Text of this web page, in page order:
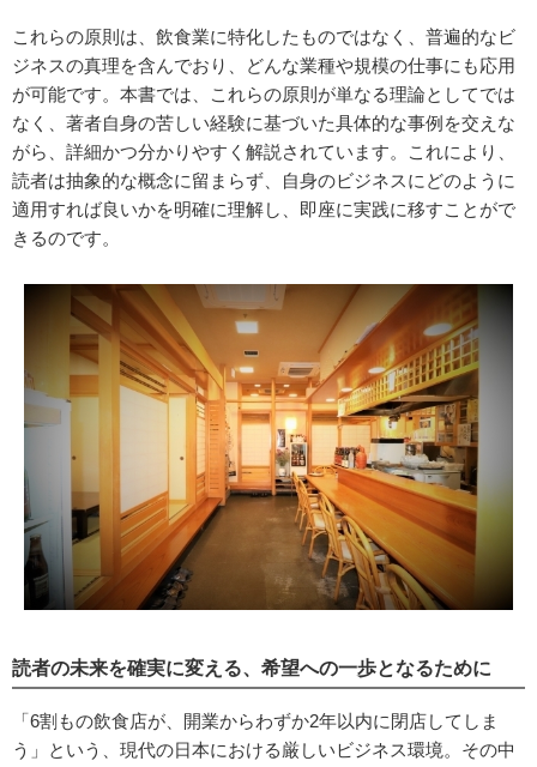
これらの原則は、飲食業に特化したものではなく、普遍的なビ
ジネスの真理を含んでおり、どんな業種や規模の仕事にも応用
が可能です。本書では、これらの原則が単なる理論としてでは
なく、著者自身の苦しい経験に基づいた具体的な事例を交えな
がら、詳細かつ分かりやすく解説されています。これにより、
読者は抽象的な概念に留まらず、自身のビジネスにどのように
適用すれば良いかを明確に理解し、即座に実践に移すことがで
きるのです。
読者の未来を確実に変える、希望への一歩となるために
「6割もの飲食店が、開業からわずか2年以内に閉店してしま
う」という、現代の日本における厳しいビジネス環境。その中